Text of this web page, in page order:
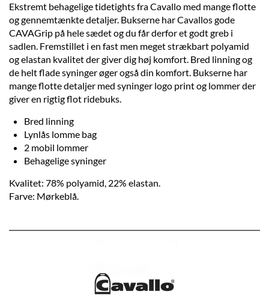
Ekstremt behagelige tidetights fra Cavallo med mange flotte
og gennemtænkte detaljer. Bukserne har Cavallos gode
CAVAGrip på hele sædet og du får derfor et godt greb i
sadlen. Fremstillet i en fast men meget strækbart polyamid
og elastan kvalitet der giver dig høj komfort. Bred linning og
de helt flade syninger øger også din komfort. Bukserne har
mange flotte detaljer med syninger logo print og lommer der
giver en rigtig flot ridebuks.
Bred linning
Lynlås lomme bag
2 mobil lommer
Behagelige syninger
Kvalitet: 78% polyamid, 22% elastan.
Farve: Mørkeblå.